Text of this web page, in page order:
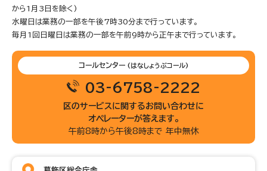
から1月3日を除く)
水曜日は業務の一部を午後7時30分まで行っています。
毎月1回日曜日は業務の一部を午前9時から正午まで行っています。
コールセンター (はなしょうぶコール)
03-6758-2222
区のサービスに関するお問い合わせに
オペレーターが答えます。
午前8時から午後8時まで 年中無休